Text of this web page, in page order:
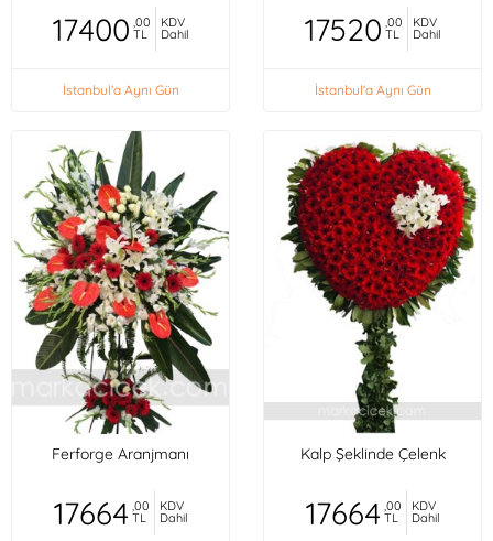
17400 ,00
TL
KDV
Dahil
İstanbul'a Aynı Gün
17520 ,00
TL
KDV
Dahil
İstanbul'a Aynı Gün
Ferforge Aranjmanı
17664 ,00
TL
KDV
Dahil
Kalp Şeklinde Çelenk
17664 ,00
TL
KDV
Dahil